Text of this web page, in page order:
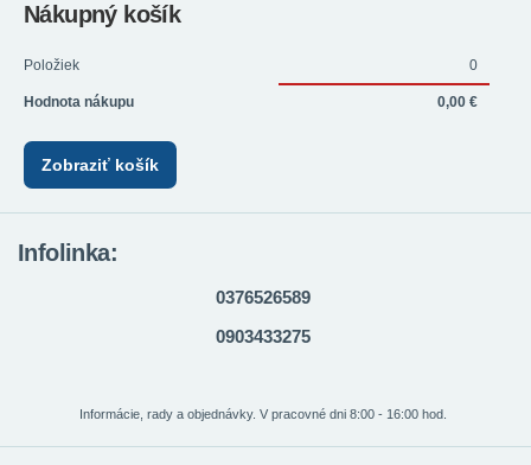
Nákupný košík
Položiek 0
Hodnota nákupu 0,00 €
Zobraziť košík
Infolinka:
0376526589
0903433275
Informácie, rady a objednávky. V pracovné dni 8:00 - 16:00 hod.